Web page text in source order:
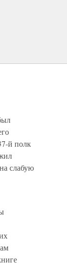
й полк
слабую